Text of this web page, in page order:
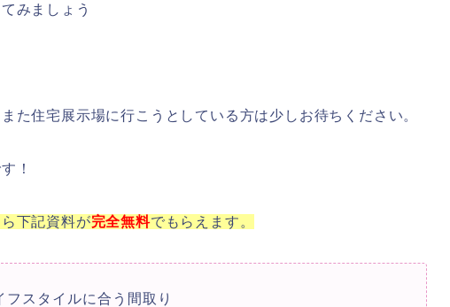
みましょう
た住宅展示場に行こうとしている方は少しお待ちください。
！
下記資料が完全無料でもらえます。
フスタイルに合う間取り